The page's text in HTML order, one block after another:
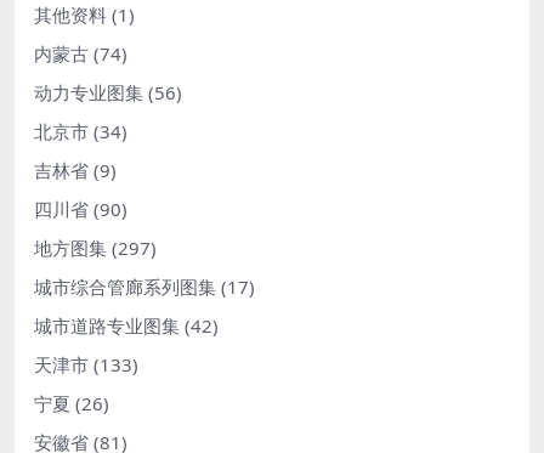
其他资料 (1)
内蒙古 (74)
动力专业图集 (56)
北京市 (34)
吉林省 (9)
四川省 (90)
地方图集 (297)
城市综合管廊系列图集 (17)
城市道路专业图集 (42)
天津市 (133)
宁夏 (26)
安徽省 (81)